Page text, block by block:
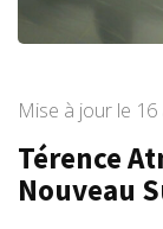
Mise à jour le
Térence
Nouveau